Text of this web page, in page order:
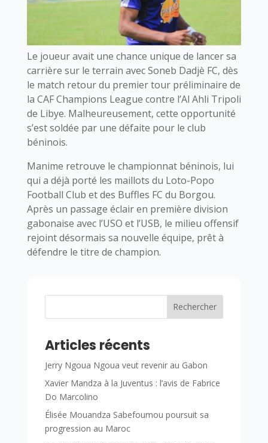
Le joueur avait une chance unique de lancer sa
carrière sur le terrain avec Soneb Dadjè FC, dès
le match retour du premier tour préliminaire de
la CAF Champions League contre l’Al Ahli Tripoli
de Libye. Malheureusement, cette opportunité
s’est soldée par une défaite pour le club
béninois.
Manime retrouve le championnat béninois, lui
qui a déjà porté les maillots du Loto-Popo
Football Club et des Buffles FC du Borgou.
Après un passage éclair en première division
gabonaise avec l’USO et l’USB, le milieu offensif
rejoint désormais sa nouvelle équipe, prêt à
défendre le titre de champion.
Rechercher
Articles récents
Jerry Ngoua Ngoua veut revenir au Gabon
Xavier Mandza à la Juventus : l’avis de Fabrice
Do Marcolino
Élisée Mouandza Sabefoumou poursuit sa
progression au Maroc